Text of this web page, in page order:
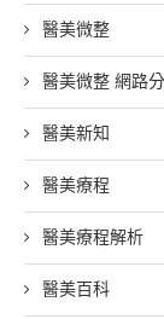
醫美微整
醫美微整 網路
醫美新知
醫美療程
醫美療程解析
醫美百科